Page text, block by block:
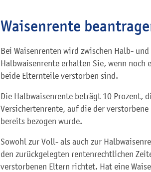
Waisenrente
Bei Waisenrenten wird zwischen Halb-
Halbwaisenrente erhalten Sie, wenn
beide Elternteile verstorben sind.
Die Halbwaisenrente beträgt 10 Prozent,
Versichertenrente, auf die der
bereits bezogen wurde.
Sowohl zur Voll- als auch zur
den zurückgelegten rentenrechtlichen
verstorbenen Eltern richtet. Hat eine